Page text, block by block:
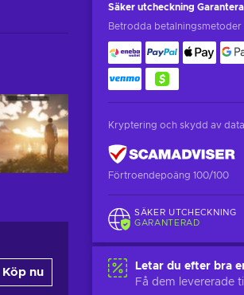
Säker utcheckning
Betrodda betalningsmetoder
Kryptering och skydd av data
Förtroendepoäng 100/100
SÄKER UTCHECKNING
GARANTERAD
Letar du efter bra
Få dem levererade
Köp nu